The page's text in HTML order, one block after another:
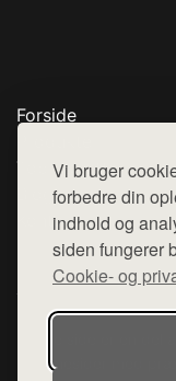
Vi bruger
forbedre din
indhold og
siden fungerer
Cookie- og
Forside
Top Rabatter
Blog
Kontakt
Denne side er en
hjemmesider med